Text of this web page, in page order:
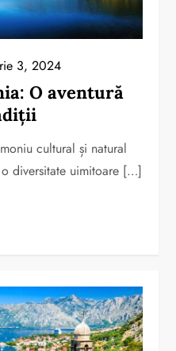
3, 2024
O aventură
cultural și natural
diversitate uimitoare […]